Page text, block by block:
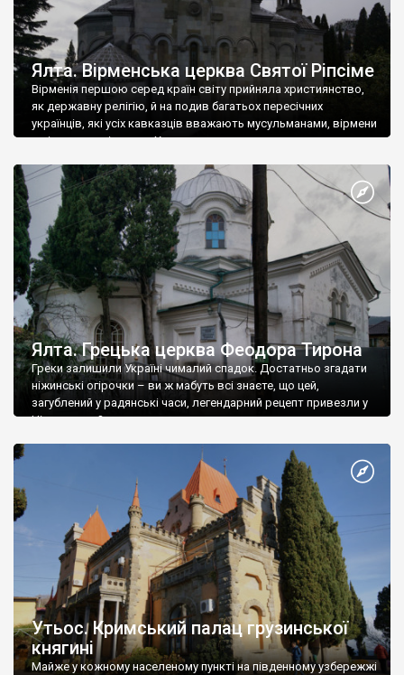
Ялта. Вірменська церква Святої Ріпсіме
Вірменія першою серед країн світу прийняла християнство,
як державну релігію, й на подив багатьох пересічних
українців, які усіх кавказців вважають мусульманами, вірмени
є відданими вірянами Христа
Ялта. Грецька церква Феодора Тирона
Греки залишили Україні чималий спадок. Достатньо згадати
ніжинські огірочки – ви ж мабуть всі знаєте, що цей,
загублений у радянські часи, легендарний рецепт привезли у
Ніжин греки?
Утьос. Кримський палац грузинської
княгині
Майже у кожному населеному пункті на південному узбережжі